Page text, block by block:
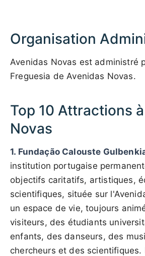
Organisation
Avenidas Novas est administré
Freguesia de Avenidas Novas.
Top 10 Attractions
Novas
1. Fundação Calouste
institution portugaise
objectifs caritatifs, artistiques,
scientifiques, située sur
un espace de vie, toujours
visiteurs, des étudiants
enfants, des danseurs, des
chercheurs et des scientifiques.